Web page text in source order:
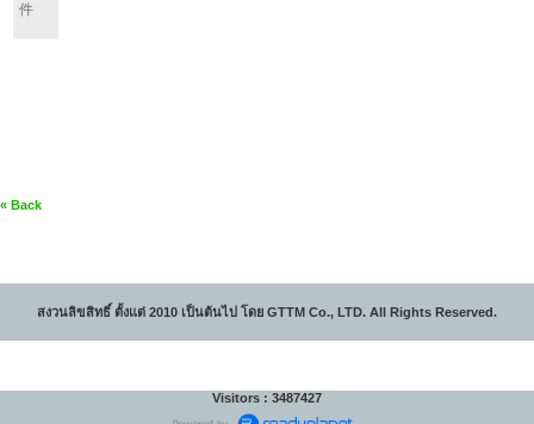
件
« Back
สงวนลิขสิทธิ์ ตั้งแต่ 2010 เป็นต้นไป โดย GTTM Co., LTD. All Rights Reserved.
Visitors : 3487427